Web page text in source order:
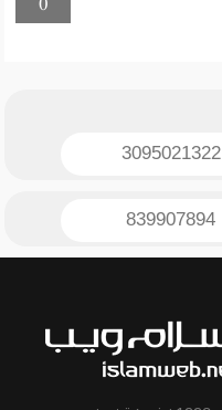
3095021322
839907894